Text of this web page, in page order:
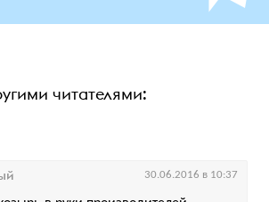
читателями:
30.06.2016 в 10:37